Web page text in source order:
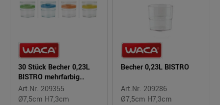
30 Stück Becher 0,23L
BISTRO mehrfarbig
stapelbar
Art.Nr. 209355
Ø7,5cm H7,3cm
Becher 0,23L BISTRO
Art.Nr. 209286
Ø7,5cm H7,3cm